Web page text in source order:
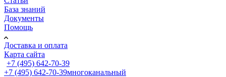
База знаний
Документы
Помощь
Доставка и оплата
Карта сайта
+7 (495) 642-70-39
+7 (495) 642-70-39многоканальный